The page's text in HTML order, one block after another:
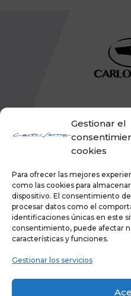
Gestionar el
cookies
Para ofrecer las mejores
como las cookies para
dispositivo. El consentimiento
procesar datos como el
identificaciones únicas en este
consentimiento, puede afectar
características y funciones.
Gestionar los servicios